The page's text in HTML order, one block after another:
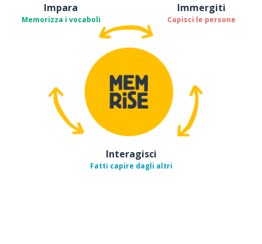
Impara
Memorizza i vocaboli
Immergiti
Capisci le persone
Interagisci
Fatti capire dagli altri